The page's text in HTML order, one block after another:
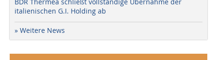
BDR Thermea schließt vollständige Übernahme der
italienischen G.I. Holding ab
» Weitere News